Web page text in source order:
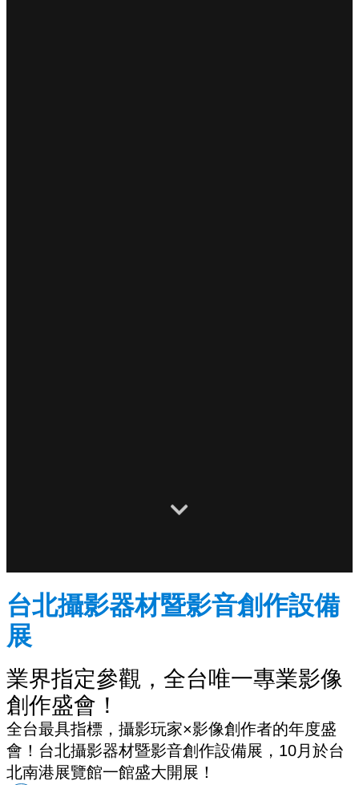
台北攝影器材暨影音創作設備
展
業界指定參觀，全台唯一專業影像
創作盛會！
全台最具指標，攝影玩家×影像創作者的年度盛
會！台北攝影器材暨影音創作設備展，10月於台
北南港展覽館一館盛大開展！